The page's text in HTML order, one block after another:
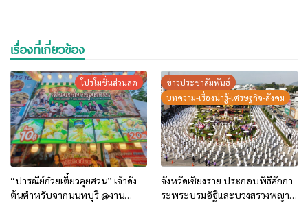
เรื่องที่เกี่ยวข้อง
โปรโมชั่นส่วนลด
“ปารณีย์ก๋วยเตี๋ยวลุยสวน” เจ้าดัง
ต้นตำหรับจากนนทบุรี @งาน
ข่าวประชาสัมพันธ์
บทความ-เรื่องน่ารู้-เศรษฐกิจ-สังคม
จังหวัดเชียงราย ประกอบพิธีสักกา
ระพระบรมอัฐิและบวงสรวงพญา